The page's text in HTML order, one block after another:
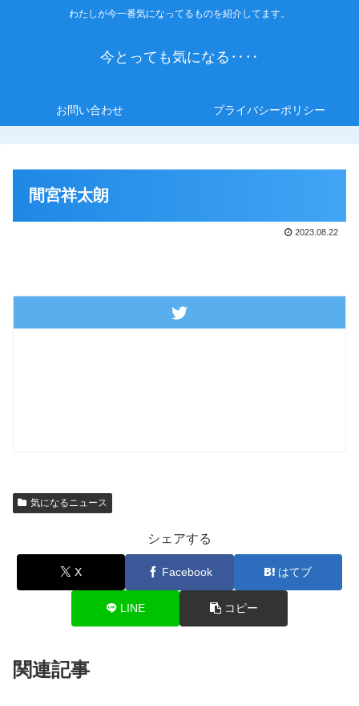
わたしが今一番気になってるものを紹介してます。
今とっても気になる‥‥
お問い合わせ プライバシーポリシー
間宮祥太朗
2023.08.22
気になるニュース
シェアする
X Facebook はてブ
LINE コピー
関連記事